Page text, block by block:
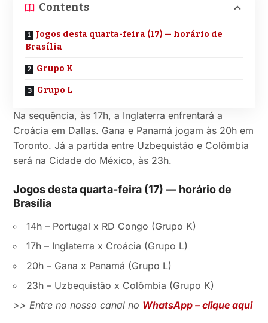
Contents
Jogos desta quarta-feira (17) — horário de
Brasília
Grupo K
Grupo L
Na sequência, às 17h, a Inglaterra enfrentará a
Croácia em Dallas. Gana e Panamá jogam às 20h em
Toronto. Já a partida entre Uzbequistão e Colômbia
será na Cidade do México, às 23h.
Jogos desta quarta-feira (17) — horário de
Brasília
14h – Portugal x RD Congo (Grupo K)
17h – Inglaterra x Croácia (Grupo L)
20h – Gana x Panamá (Grupo L)
23h – Uzbequistão x Colômbia (Grupo K)
>> Entre no nosso canal no WhatsApp – clique aqui